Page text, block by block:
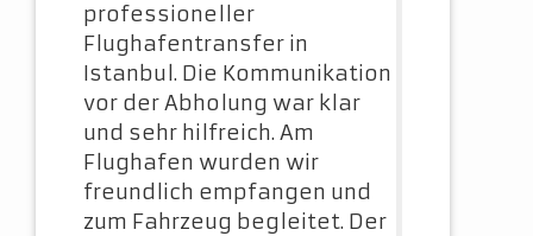
professioneller
Flughafentransfer in
Istanbul. Die Kommunikation
vor der Abholung war klar
und sehr hilfreich. Am
Flughafen wurden wir
freundlich empfangen und
zum Fahrzeug begleitet. Der